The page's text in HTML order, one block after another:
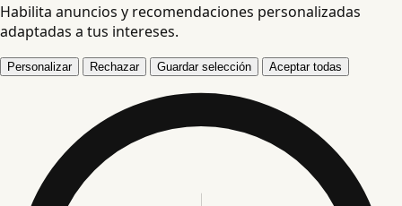
Habilita anuncios y recomendaciones personalizadas
adaptadas a tus intereses.
Personalizar Rechazar Guardar selección Aceptar todas